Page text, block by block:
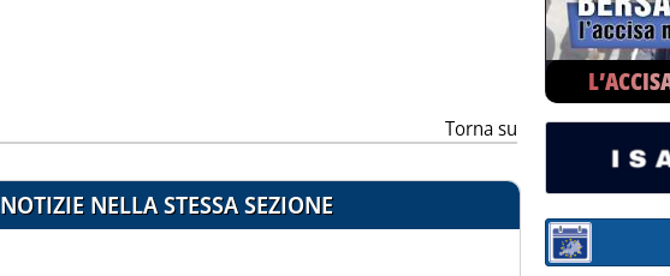
Torna su
NOTIZIE NELLA STESSA SEZIONE
Sezione: